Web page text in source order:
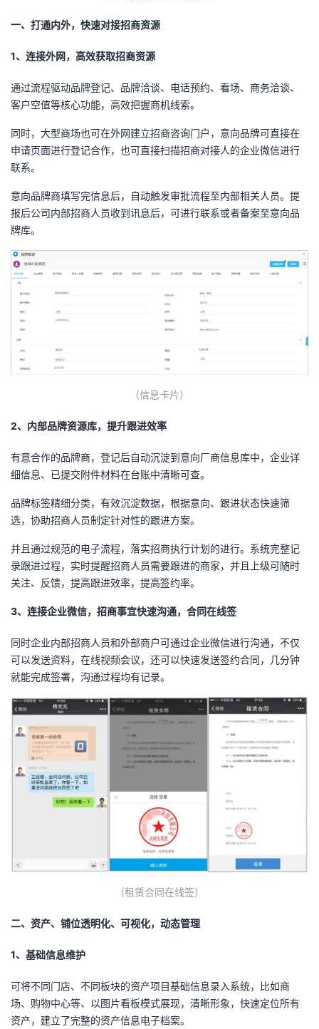
一、打通内外，快速对接招商资源
1、连接外网，高效获取招商资源
通过流程驱动品牌登记、品牌洽谈、电话预约、看场、商务洽谈、
客户空值等核心功能，高效把握商机线索。
同时，大型商场也可在外网建立招商咨询门户，意向品牌可直接在
申请页面进行登记合作，也可直接扫描招商对接人的企业微信进行
联系。
意向品牌商填写完信息后，自动触发审批流程至内部相关人员。提
报后公司内部招商人员收到讯息后，可进行联系或者备案至意向品
牌库。
（信息卡片）
2、内部品牌资源库，提升跟进效率
有意合作的品牌商，登记后自动沉淀到意向厂商信息库中，企业详
细信息、已提交附件材料在台账中清晰可查。
品牌标签精细分类，有效沉淀数据，根据意向、跟进状态快速筛
选，协助招商人员制定针对性的跟进方案。
并且通过规范的电子流程，落实招商执行计划的进行。系统完整记
录跟进过程，实时提醒招商人员需要跟进的商家，并且上级可随时
关注、反馈，提高跟进效率，提高签约率。
3、连接企业微信，招商事宜快速沟通，合同在线签
同时企业内部招商人员和外部商户可通过企业微信进行沟通，不仅
可以发送资料，在线视频会议，还可以快速发送签约合同，几分钟
就能完成签署，沟通过程均有记录。
（租赁合同在线签）
二、资产、铺位透明化、可视化，动态管理
1、基础信息维护
可将不同门店、不同板块的资产项目基础信息录入系统，比如商
场、购物中心等、以图片看板模式展现，清晰形象，快速定位所有
资产，建立了完整的资产信息电子档案。